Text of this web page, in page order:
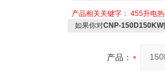
产品相关关键字： 455升电
如果你对CNP-150D150KW
产品：